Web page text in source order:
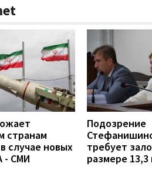
странам
случае новых
- СМИ
Подозрение
требует
размере 13,3